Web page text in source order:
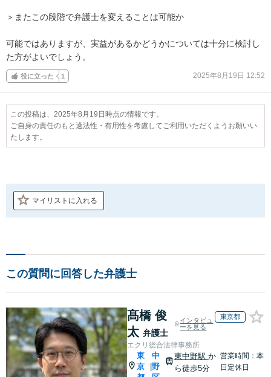
＞またこの段階で弁護士を変えることは可能か
可能ではありますが、実益があるかどうかについては十分に検討し
た方がよいでしょう。
役に立った 1 2025年8月19日 12:52
この投稿は、2025年8月19日時点の情報です。
ご自身の責任のもと適法性・有用性を考慮してご利用いただくようお願いい
たします。
マイリストに入れる
この質問に回答した弁護士
髙橋 俊
太 弁護士
インタビュ
ーを見る
東京都
エクリ総合法律事務所
東
京
中
野
東中野駅か
ら徒歩5分
営業時間：本
日定休日